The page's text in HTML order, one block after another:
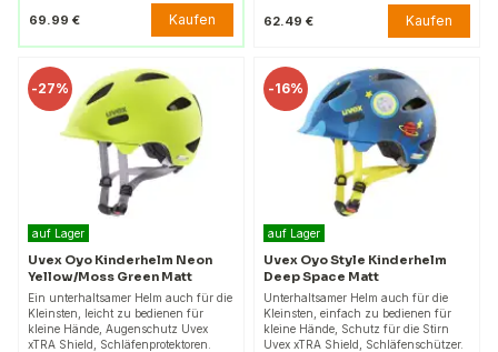
69.99 € Kaufen 62.49 € Kaufen
-27%
auf Lager
Uvex Oyo Kinderhelm Neon
Yellow/Moss Green Matt
Ein unterhaltsamer Helm auch für die
Kleinsten, leicht zu bedienen für
kleine Hände, Augenschutz Uvex
xTRA Shield, Schläfenprotektoren.
-16%
auf Lager
Uvex Oyo Style Kinderhelm
Deep Space Matt
Unterhaltsamer Helm auch für die
Kleinsten, einfach zu bedienen für
kleine Hände, Schutz für die Stirn
Uvex xTRA Shield, Schläfenschützer.